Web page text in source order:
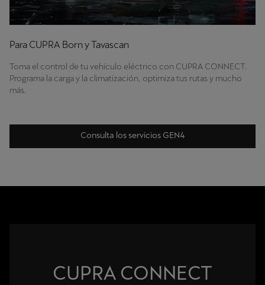
Para CUPRA Born y Tavascan
Toma el control de tu vehículo eléctrico con CUPRA CONNECT.
Programa la carga y la climatización, optimiza tus rutas y mucho
más.
Consulta los servicios GEN4
CUPRA CONNECT